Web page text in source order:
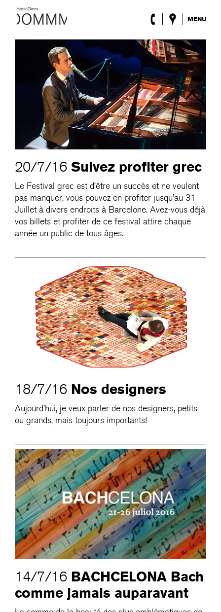
MENU
l’Hôtel
Roca Barcelona
Terrasse
Lobby & Club
Évènements
Promotions
20/7/16 Suivez profiter grec
Le Festival grec est d’être un succès et ne veulent
pas manquer, vous pouvez en profiter jusqu’au 31
Juillet à divers endroits à Barcelone. Avez-vous déjà
vos billets et profiter de ce festival attire chaque
année un public de tous âges.
18/7/16 Nos designers
Aujourd’hui, je veux parler de nos designers, petits
ou grands, mais toujours importants!
14/7/16 BACHCELONA Bach
comme jamais auparavant